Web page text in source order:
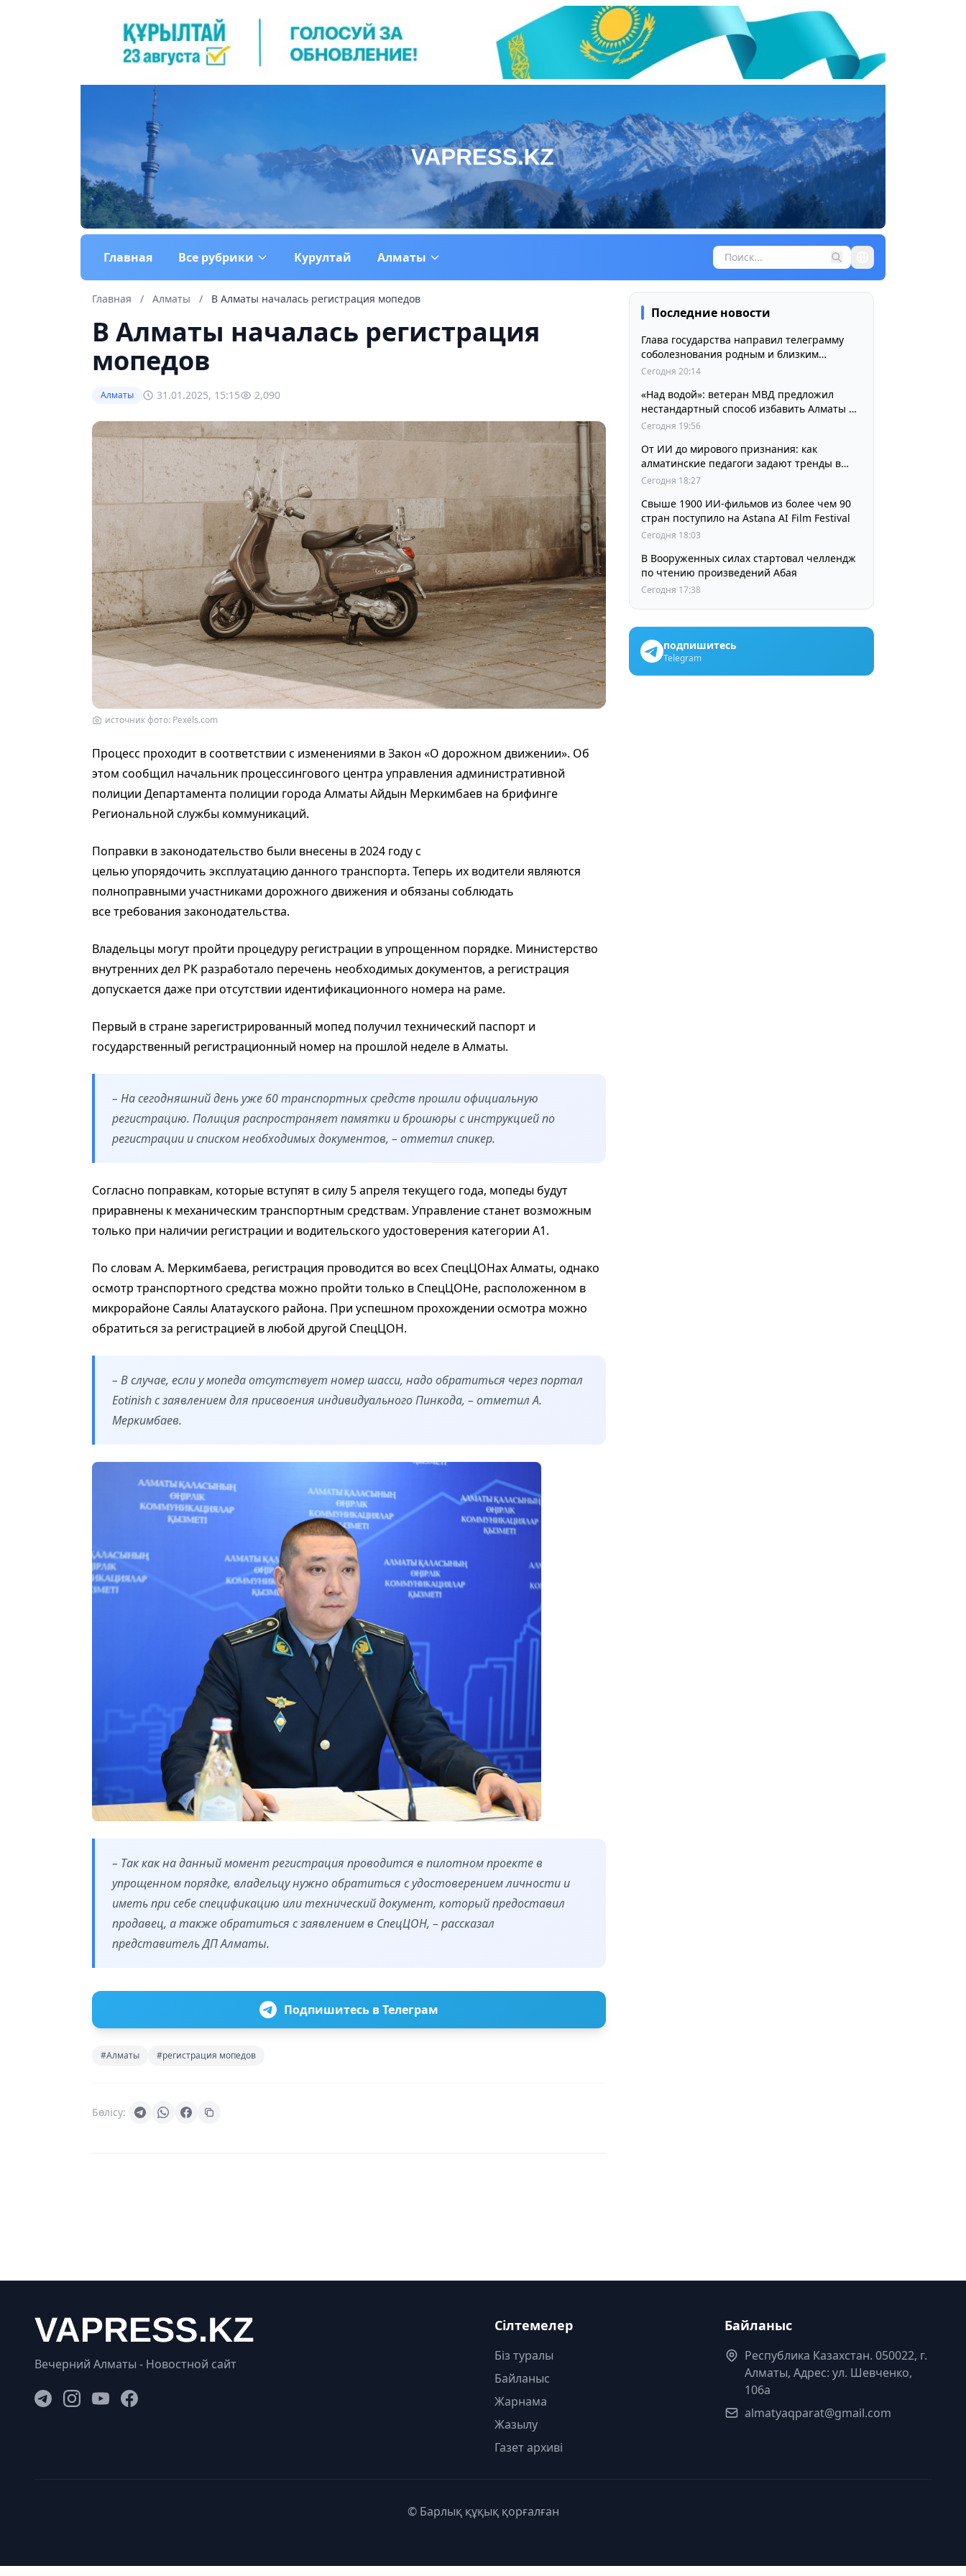
Главная Все рубрики Курултай Алматы
Главная / Алматы / В Алматы началась регистрация мопедов
В Алматы началась регистрация
мопедов
Алматы 31.01.2025, 15:15 2,090
источник фото: Pexels.com
Процесс проходит в соответствии с изменениями в Закон «О дорожном движении». Об
этом сообщил начальник процессингового центра управления административной
полиции Департамента полиции города Алматы Айдын Меркимбаев на брифинге
Региональной службы коммуникаций.
Поправки в законодательство были внесены в 2024 году с
целью упорядочить эксплуатацию данного транспорта. Теперь их водители являются
полноправными участниками дорожного движения и обязаны соблюдать
все требования законодательства.
Владельцы могут пройти процедуру регистрации в упрощенном порядке. Министерство
внутренних дел РК разработало перечень необходимых документов, а регистрация
допускается даже при отсутствии идентификационного номера на раме.
Первый в стране зарегистрированный мопед получил технический паспорт и
государственный регистрационный номер на прошлой неделе в Алматы.
– На сегодняшний день уже 60 транспортных средств прошли официальную
регистрацию. Полиция распространяет памятки и брошюры с инструкцией по
регистрации и списком необходимых документов, – отметил спикер.
Согласно поправкам, которые вступят в силу 5 апреля текущего года, мопеды будут
приравнены к механическим транспортным средствам. Управление станет возможным
только при наличии регистрации и водительского удостоверения категории А1.
По словам А. Меркимбаева, регистрация проводится во всех СпецЦОНах Алматы, однако
осмотр транспортного средства можно пройти только в СпецЦОНе, расположенном в
микрорайоне Саялы Алатауского района. При успешном прохождении осмотра можно
обратиться за регистрацией в любой другой СпецЦОН.
– В случае, если у мопеда отсутствует номер шасси, надо обратиться через портал
Eotinish с заявлением для присвоения индивидуального Пинкода, – отметил А.
Меркимбаев.
– Так как на данный момент регистрация проводится в пилотном проекте в
упрощенном порядке, владельцу нужно обратиться с удостоверением личности и
иметь при себе спецификацию или технический документ, который предоставил
продавец, а также обратиться с заявлением в СпецЦОН, – рассказал
представитель ДП Алматы.
Подпишитесь в Телеграм
#Алматы #регистрация мопедов
Бөлісу:
Последние новости
Глава государства направил телеграмму
соболезнования родным и близким
выдающегося кинорежиссера Ардака
Сегодня 20:14
«Над водой»: ветеран МВД предложил
нестандартный способ избавить Алматы от
пробок и смога
Сегодня 19:56
От ИИ до мирового признания: как
алматинские педагоги задают тренды в
изучении языков
Сегодня 18:27
Свыше 1900 ИИ-фильмов из более чем 90
стран поступило на Astana AI Film Festival
Сегодня 18:03
В Вооруженных силах стартовал челлендж
по чтению произведений Абая
Сегодня 17:38
подпишитесь
Telegram
Вечерний Алматы - Новостной сайт
Сілтемелер
Біз туралы
Байланыс
Жарнама
Жазылу
Газет архиві
Байланыс
Республика Казахстан. 050022, г.
Алматы, Адрес: ул. Шевченко,
106а
almatyaqparat@gmail.com
© Барлық құқық қорғалған